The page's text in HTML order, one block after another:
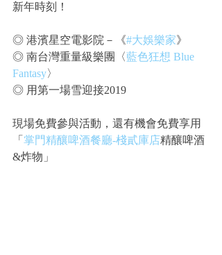
新年時刻！
◎ 港濱星空電影院－《#大娛樂家》
◎ 南台灣重量級樂團〈藍色狂想 Blue
Fantasy〉
◎ 用第一場雪迎接2019
現場免費參與活動，還有機會免費享用
「 掌門精釀啤酒餐廳-棧貳庫店精釀啤酒
&炸物」